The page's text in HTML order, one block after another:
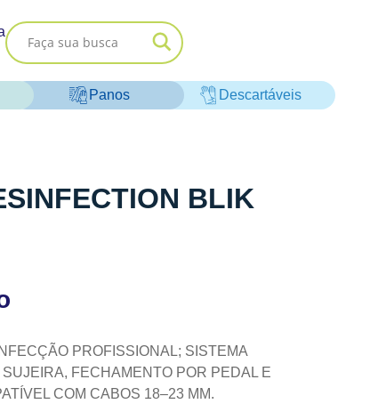
Panos Descartáveis
BLIK
PROFISSIONAL; SISTEMA
SUJEIRA, FECHAMENTO POR PEDAL E
COM CABOS 18–23 MM.